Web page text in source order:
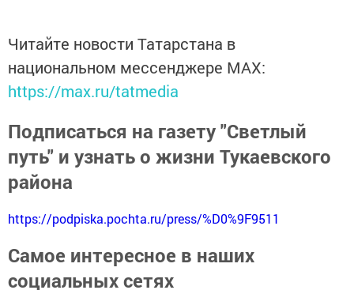
Читайте новости Татарстана в
национальном мессенджере MАХ:
https://max.ru/tatmedia
Подписаться на газету "Светлый
путь" и узнать о жизни Тукаевского
района
https://podpiska.pochta.ru/press/%D0%9F9511
Самое интересное в наших
социальных сетях